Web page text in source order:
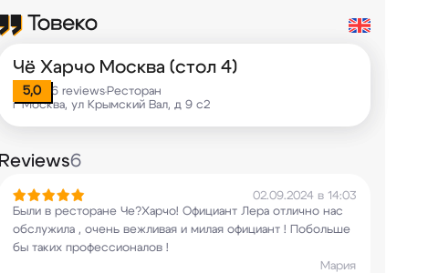
Чё Харчо Москва (стол 4)
5,0 6 reviews•Ресторан
г Москва, ул Крымский Вал, д 9 с2
Reviews6
02.09.2024 в 14:03
Были в ресторане Че?Харчо! Официант Лера отлично нас
обслужила , очень вежливая и милая официант ! Побольше
бы таких профессионалов !
Мария